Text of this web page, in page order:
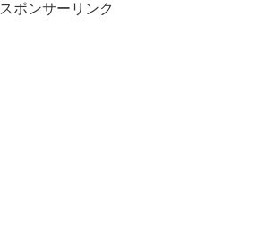
スポンサーリンク